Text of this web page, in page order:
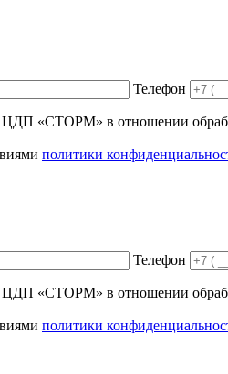
Телефон
ЦДП «СТОРМ» в отношении
политики
Телефон
ЦДП «СТОРМ» в отношении
политики